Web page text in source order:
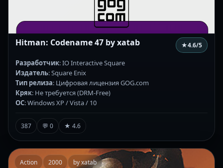
Hitman: Codename 47 by xatab ★4.6/5
Разработчик: IO Interactive Square
Издатель: Square Enix
Тип релиза: Цифровая лицензия GOG.com
Кряк: Не требуется (DRM-Free)
ОС: Windows XP / Vista / 10
387 💬 0 ★ 4.6
Action 2000 by xatab